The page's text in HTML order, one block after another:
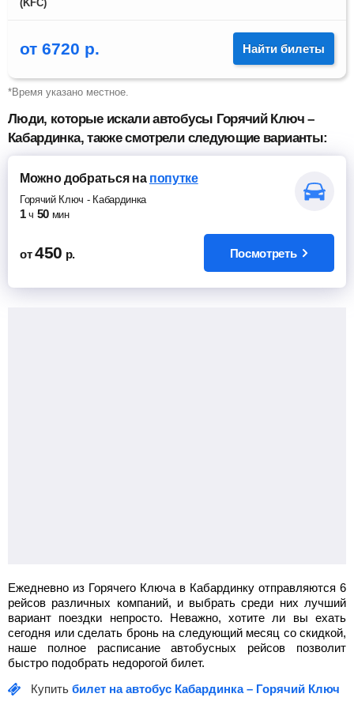
(KFC)
от 6720 р. Найти билеты
*Время указано местное.
Люди, которые искали автобусы Горячий Ключ –
Кабардинка, также смотрели следующие варианты:
Можно добратьсяна попутке
Горячий Ключ - Кабардинка
1 ч 50 мин
от 450 р. Посмотреть
Ежедневно из Горячего Ключа в Кабардинку отправляются 6
рейсов различных компаний, и выбрать среди них лучший
вариант поездки непросто. Неважно, хотите ли вы ехать
сегодня или сделать бронь на следующий месяц со скидкой,
наше полное расписание автобусных рейсов позволит
быстро подобрать недорогой билет.
Купить билет на автобус Кабардинка – Горячий Ключ